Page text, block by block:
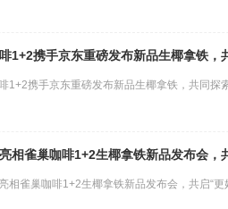
1+2携手京东重磅发布新品生椰拿铁，
1+2携手京东重磅发布新品生椰拿铁，共同探
相雀巢咖啡1+2生椰拿铁新品发布会，
相雀巢咖啡1+2生椰拿铁新品发布会，共启“更